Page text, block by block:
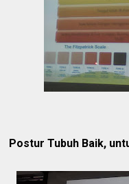
Postur Tubuh Baik,